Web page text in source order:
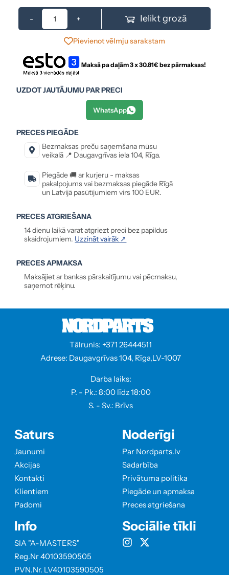
- + Ielikt grozā
Pievienot vēlmju sarakstam
Maksā pa daļām 3 x30.81€ bez pārmaksas!
UZDOT JAUTĀJUMU PAR PRECI
WhatsApp
PRECES PIEGĀDE
Bezmaksas preču saņemšana mūsu
veikalā 📍 Daugavgrīvas iela 104, Rīga.
Piegāde 🚚 ar kurjeru - maksas
pakalpojums vai bezmaksas piegāde Rīgā
un Latvijā pasūtījumiem virs 100 EUR.
PRECES ATGRIEŠANA
14 dienu laikā varat atgriezt preci bez papildus
skaidrojumiem. Uzzināt vairāk ↗
PRECES APMAKSA
Maksājiet ar bankas pārskaitījumu vai pēcmaksu,
saņemot rēķinu.
Tālrunis: +371 26444511
Adrese: Daugavgrīvas 104, Rīga,LV-1007
Darba laiks:
P. - Pk.: 8:00 līdz 18:00
S. - Sv.: Brīvs
Saturs
Jaunumi
Akcijas
Kontakti
Klientiem
Padomi
Info
SIA "A-MASTERS"
Reg.Nr 40103590505
PVN.Nr. LV40103590505
Noderīgi
Par Nordparts.lv
Sadarbība
Privātuma politika
Piegāde un apmaksa
Preces atgriešana
Sociālie tīkli